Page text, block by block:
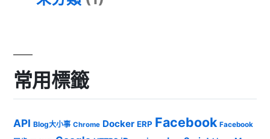
常用標籤
API Blog大小事 Chrome Docker ERP Facebook Facebook